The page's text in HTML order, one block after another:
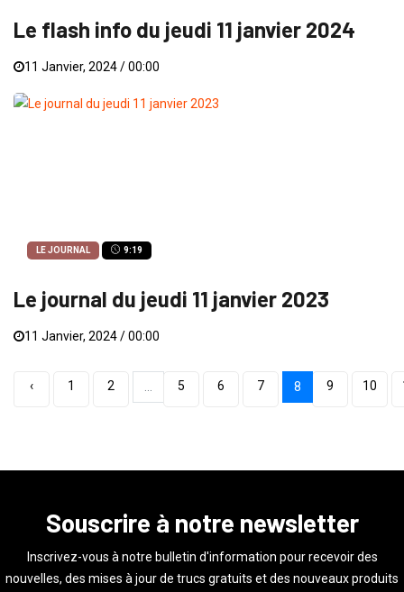
Le flash info du jeudi 11 janvier 2024
11 Janvier, 2024 / 00:00
LE JOURNAL 9:19
Le journal du jeudi 11 janvier 2023
11 Janvier, 2024 / 00:00
‹ 1 2 5 6 7 8 9 10
Souscrire à notre newsletter
Inscrivez-vous à notre bulletin d'information pour recevoir des
nouvelles, des mises à jour de trucs gratuits et des nouveaux produits